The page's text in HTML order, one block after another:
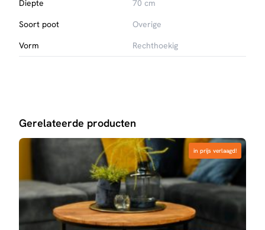
Diepte
70 cm
Soort poot
Overige
Vorm
Rechthoekig
Gerelateerde producten
in prijs verlaagd!
in prijs verlaagd!